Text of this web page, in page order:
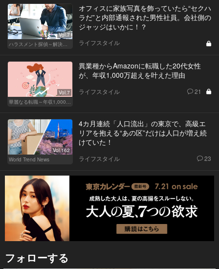
Vol.7
ハラスメント探偵～解決編～
オフィスに家族写真を飾っていたら“セクハ
ラだ”と内部通報された男性社員。会社側の
ジャッジはいかに！？
ライフスタイル
Vol.7
華麗なる転職～年収1,000万超の道～
異業種からAmazonに転職した20代女性
が、年収1,000万超えを叶えた理由
ライフスタイル 21
Vol.162
World Trend News
4カ月連続「人口流出」の東京で、高級エ
リアを抱える“あの区”だけは人口が増え続
けていた！
ライフスタイル 23
フォローする